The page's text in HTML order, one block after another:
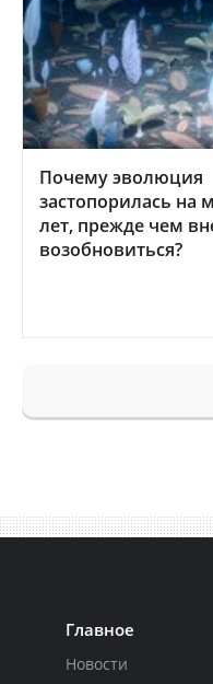
Почему эволюция
застопорилась на
лет, прежде чем
возобновиться?
Главное
Новости